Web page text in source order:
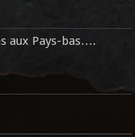
aux Pays-bas….